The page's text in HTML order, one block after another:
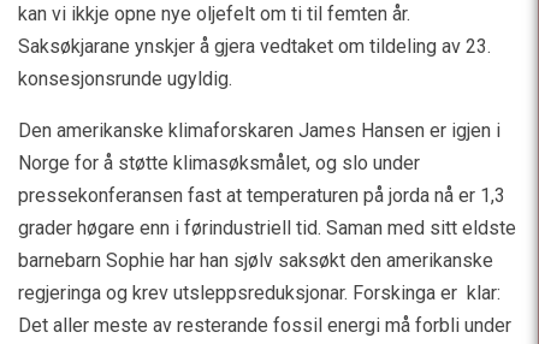
kan vi ikkje opne nye oljefelt om ti til femten år.
Saksøkjarane ynskjer å gjera vedtaket om tildeling av 23.
konsesjonsrunde ugyldig.
Den amerikanske klimaforskaren James Hansen er igjen i
Norge for å støtte klimasøksmålet, og slo under
pressekonferansen fast at temperaturen på jorda nå er 1,3
grader høgare enn i førindustriell tid. Saman med sitt eldste
barnebarn Sophie har han sjølv saksøkt den amerikanske
regjeringa og krev utsleppsreduksjonar. Forskinga er klar:
Det aller meste av resterande fossil energi må forbli under